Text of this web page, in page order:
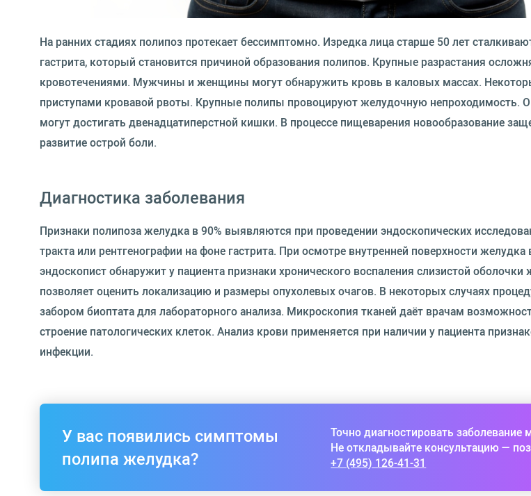
На ранних стадиях полипоз протекает бессимптомно. Изредка лица старше 50 лет
гастрита, который становится причиной образования полипов. Крупные разрастания
кровотечениями. Мужчины и женщины могут обнаружить кровь в каловых массах.
приступами кровавой рвоты. Крупные полипы провоцируют желудочную непроходимость.
могут достигать двенадцатиперстной кишки. В процессе пищеварения новообразование
развитие острой боли.
Диагностика заболевания
Признаки полипоза желудка в 90% выявляются при проведении эндоскопических
тракта или рентгенографии на фоне гастрита. При осмотре внутренней поверхности
эндоскопист обнаружит у пациента признаки хронического воспаления слизистой оболочки
позволяет оценить локализацию и размеры опухолевых очагов. В некоторых случаях
забором биоптата для лабораторного анализа. Микроскопия тканей даёт врачам
строение патологических клеток. Анализ крови применяется при наличии у пациента
инфекции.
У вас появились симптомы
полипа желудка?
Точно диагностировать заболевание
Не откладывайте консультацию —
+7 (495) 126-41-31